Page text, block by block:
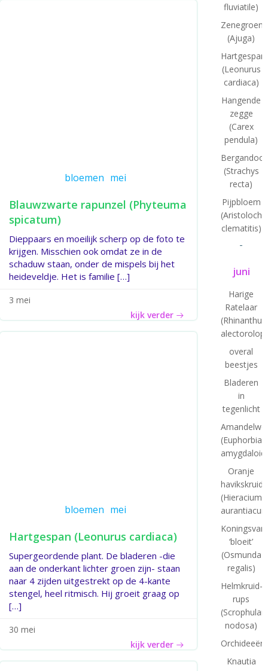
bloemen mei
Blauwzwarte rapunzel (Phyteuma
spicatum)
Dieppaars en moeilijk scherp op de foto te
krijgen. Misschien ook omdat ze in de
schaduw staan, onder de mispels bij het
heideveldje. Het is familie […]
3 mei
kijk verder
bloemen mei
Hartgespan (Leonurus cardiaca)
Supergeordende plant. De bladeren -die
aan de onderkant lichter groen zijn- staan
naar 4 zijden uitgestrekt op de 4-kante
stengel, heel ritmisch. Hij groeit graag op
[…]
30 mei
kijk verder
fluviatile)
Zenegroen
(Ajuga)
Hartgespan
(Leonurus
cardiaca)
Hangende
zegge
(Carex
pendula)
(Strachys
recta)
Pijpbloem
(Aristolochia
clematitis)
-
juni
Harige
Ratelaar
(Rhinanthus
overal
beestjes
Bladeren
in
tegenlicht
(Euphorbia
Oranje
havikskruid
(Hieracium
‘bloeit’
(Osmunda
regalis)
Helmkruid-
rups
nodosa)
Knautia